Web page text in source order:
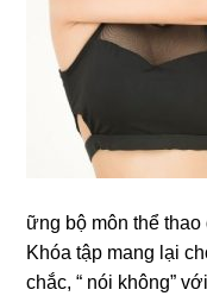
ững bộ môn thể
Khóa tập mang lại
chắc, “ nói không”